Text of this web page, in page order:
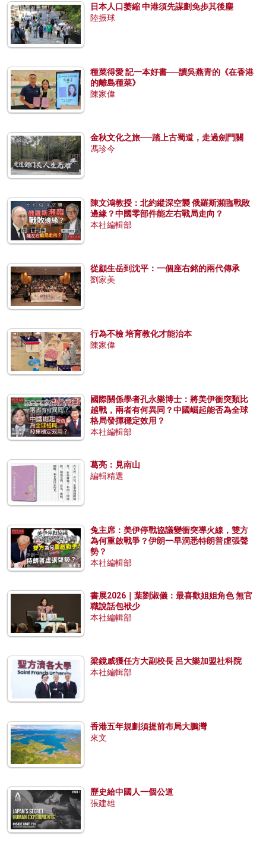
日本人口萎縮 中港須先謀劃免步其後塵
陸振球
種菜得愛 記一本好書──讀吳燕青的《在香港
的離島種菜》
陳家偉
金秋文化之旅──踏上古蜀道，走過劍門關
馮珍今
陳文鴻教授：北約縱深空襲 俄羅斯瀕臨戰敗
邊緣？中國零部件能左右戰局走向？
本社編輯部
從顧生岳到沈平：一個座右銘的兩代傳承
劉家美
行為不檢 培育教化才能治本
陳家偉
國際關係學者孔永樂博士：將美伊衝突類比
越戰，兩者有何異同？中國崛起能否為全球
格局發揮穩定效用？
本社編輯部
葛亮：見南山
編輯精選
兔主席：美伊停戰協議變衝突導火線，雙方
為何重啟戰爭？伊朗一早洞悉特朗普虛張聲
勢？
本社編輯部
書展2026｜葉劉淑儀：最喜歡姐姐角色 無官
職說話包袱少
本社編輯部
梁鏡威獲任方大副校長 呂大樂加盟社科院
本社編輯部
香港五年規劃須提前布局大鵬灣
來文
歷史給中國人一個公道
張建雄